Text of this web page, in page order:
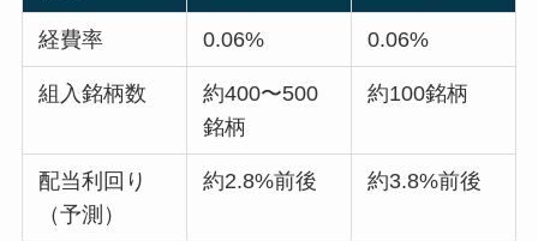
経費率 0.06% 0.06%
組入銘柄数
約400〜500
銘柄
約100銘柄
配当利回り
（予測）
約2.8%前後 約3.8%前後